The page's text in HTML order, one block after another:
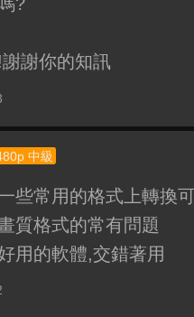
謝你的知訊
中級
些常用的格式上轉換
質格式的常有問題
用的軟體,交錯著用